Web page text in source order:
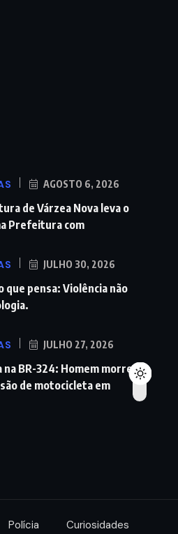
AGOSTO 6, 2026
de Várzea Nova leva o
Prefeitura com
JULHO 30, 2026
que pensa: Violência não
JULHO 27, 2026
na BR-324: Homem morre
de motocicleta em
Polícia Curiosidades